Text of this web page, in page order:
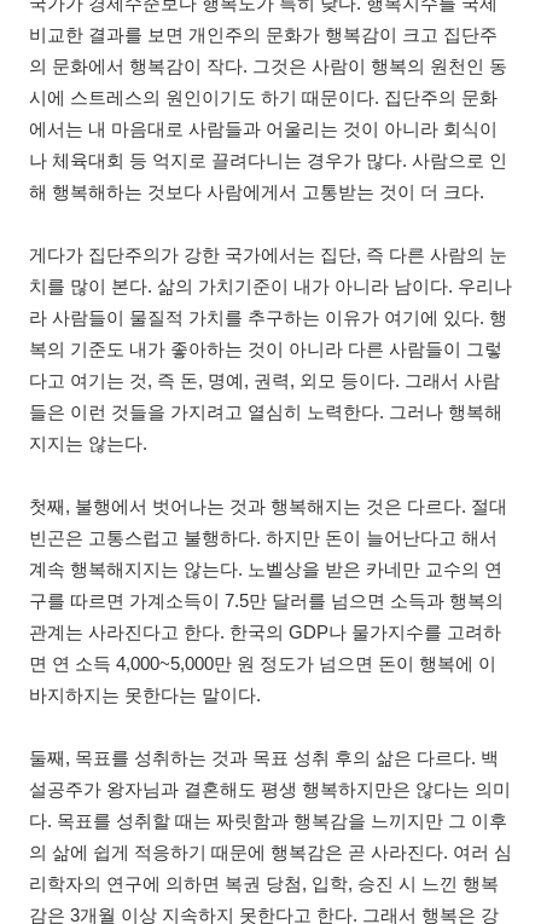
비교한 결과를 보면 개인주의 문화가 행복감이 크고 집단주
의 문화에서 행복감이 작다. 그것은 사람이 행복의 원천인 동
시에 스트레스의 원인이기도 하기 때문이다. 집단주의 문화
에서는 내 마음대로 사람들과 어울리는 것이 아니라 회식이
나 체육대회 등 억지로 끌려다니는 경우가 많다. 사람으로 인
해 행복해하는 것보다 사람에게서 고통받는 것이 더 크다.
게다가 집단주의가 강한 국가에서는 집단, 즉 다른 사람의 눈
치를 많이 본다. 삶의 가치기준이 내가 아니라 남이다. 우리나
라 사람들이 물질적 가치를 추구하는 이유가 여기에 있다. 행
복의 기준도 내가 좋아하는 것이 아니라 다른 사람들이 그렇
다고 여기는 것, 즉 돈, 명예, 권력, 외모 등이다. 그래서 사람
들은 이런 것들을 가지려고 열심히 노력한다. 그러나 행복해
지지는 않는다.
첫째, 불행에서 벗어나는 것과 행복해지는 것은 다르다. 절대
빈곤은 고통스럽고 불행하다. 하지만 돈이 늘어난다고 해서
계속 행복해지지는 않는다. 노벨상을 받은 카네만 교수의 연
구를 따르면 가계소득이 7.5만 달러를 넘으면 소득과 행복의
관계는 사라진다고 한다. 한국의 GDP나 물가지수를 고려하
면 연 소득 4,000~5,000만 원 정도가 넘으면 돈이 행복에 이
바지하지는 못한다는 말이다.
둘째, 목표를 성취하는 것과 목표 성취 후의 삶은 다르다. 백
설공주가 왕자님과 결혼해도 평생 행복하지만은 않다는 의미
다. 목표를 성취할 때는 짜릿함과 행복감을 느끼지만 그 이후
의 삶에 쉽게 적응하기 때문에 행복감은 곧 사라진다. 여러 심
리학자의 연구에 의하면 복권 당첨, 입학, 승진 시 느낀 행복
감은 3개월 이상 지속하지 못한다고 한다. 그래서 행복은 강